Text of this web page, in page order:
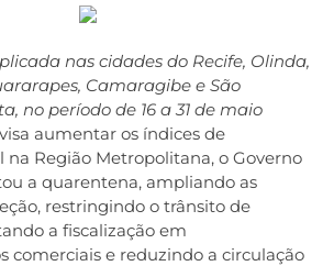
nas cidades do Recife, Olinda,
Camaragibe e São
no período de 16 a 31 de maio
aumentar os índices de
na Região Metropolitana, o Governo
a quarentena, ampliando as
restringindo o trânsito de
a fiscalização em
comerciais e reduzindo a circulação